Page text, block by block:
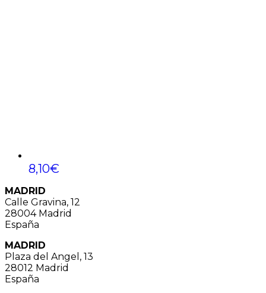
8,10€
MADRID
Calle Gravina, 12
28004 Madrid
España
MADRID
Plaza del Angel, 13
28012 Madrid
España